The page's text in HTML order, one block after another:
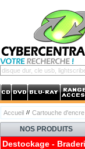
Accueil Cartouche
NOS PRODUITS
Destockage -